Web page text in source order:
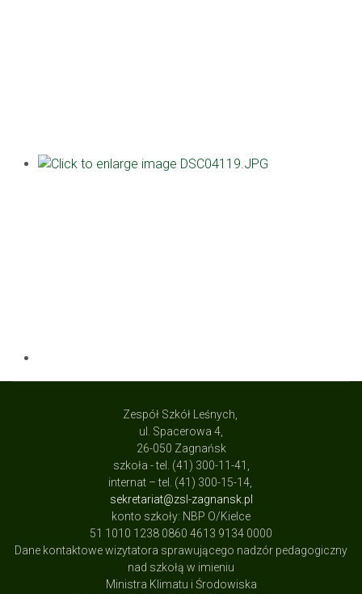
Zespół Szkół Leśnych,
ul. Spacerowa 4,
26-050 Zagnańsk
szkoła - tel. (41) 300-11-41,
internat – tel. (41) 300-15-14,
sekretariat@zsl-zagnansk.pl
konto szkoły: NBP O/Kielce
51 1010 1238 0860 4613 9134 0000
Dane kontaktowe wizytatora sprawującego nadzór pedagogiczny
nad szkołą w imieniu
Ministra Klimatu i Środowiska